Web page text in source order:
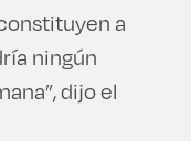
a
ningún
dijo el